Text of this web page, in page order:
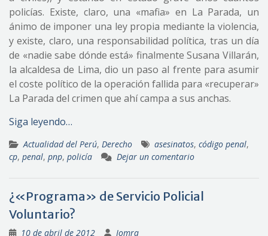
policías. Existe, claro, una «mafia» en La Parada, un
ánimo de imponer una ley propia mediante la violencia,
y existe, claro, una responsabilidad política, tras un día
de «nadie sabe dónde está» finalmente Susana Villarán,
la alcaldesa de Lima, dio un paso al frente para asumir
el coste político de la operación fallida para «recuperar»
La Parada del crimen que ahí campa a sus anchas.
Siga leyendo…
Actualidad del Perú, Derecho asesinatos, código penal,
cp, penal, pnp, policía Dejar un comentario
¿«Programa» de Servicio Policial
Voluntario?
10 de abril de 2012 Jomra